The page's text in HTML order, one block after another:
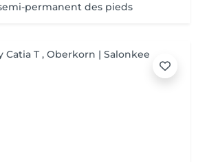
permanent des pieds